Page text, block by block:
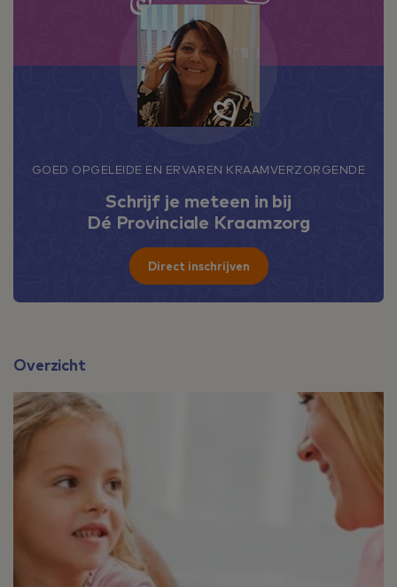
GOED OPGELEIDE EN ERVAREN KRAAMVERZORGENDE
Schrijf je meteen in bij
Dé Provinciale Kraamzorg
Direct inschrijven
Overzicht